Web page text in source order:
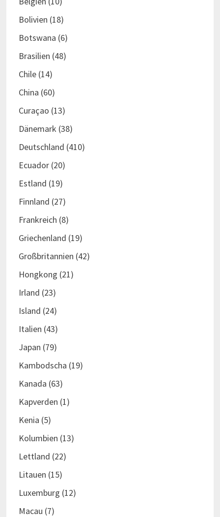
Bolivien (18)
Botswana (6)
Brasilien (48)
Chile(14)
China (60)
Curaçao (13)
Dänemark (38)
Deutschland (410)
Ecuador(20)
Estland (19)
Finnland (27)
Frankreich (8)
Griechenland (19)
Großbritannien (42)
Hongkong (21)
Irland (23)
Island (24)
Italien (43)
Japan (79)
Kambodscha (19)
Kanada (63)
Kapverden (1)
Kenia (5)
Kolumbien (13)
Lettland (22)
Litauen (15)
Luxemburg (12)
Macau (7)